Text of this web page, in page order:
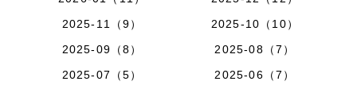
2025-11（9）
2025-10（10）
2025-09（8）
2025-08（7）
2025-07（5）
2025-06（7）